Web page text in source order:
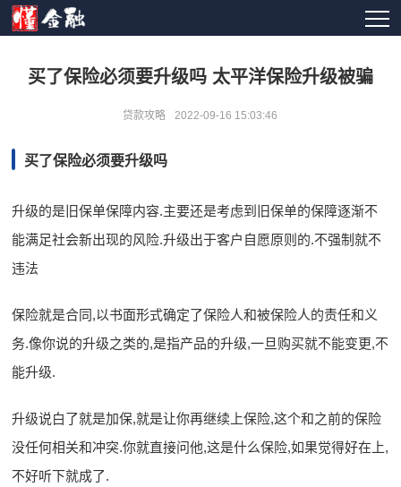
买了保险必须要升级吗 太平洋保险升级被骗
贷款攻略 2022-09-16 15:03:46
买了保险必须要升级吗
升级的是旧保单保障内容.主要还是考虑到旧保单的保障逐渐不
能满足社会新出现的风险.升级出于客户自愿原则的.不强制就不
违法
保险就是合同,以书面形式确定了保险人和被保险人的责任和义
务.像你说的升级之类的,是指产品的升级,一旦购买就不能变更,不
能升级.
升级说白了就是加保,就是让你再继续上保险,这个和之前的保险
没任何相关和冲突.你就直接问他,这是什么保险,如果觉得好在上,
不好听下就成了.